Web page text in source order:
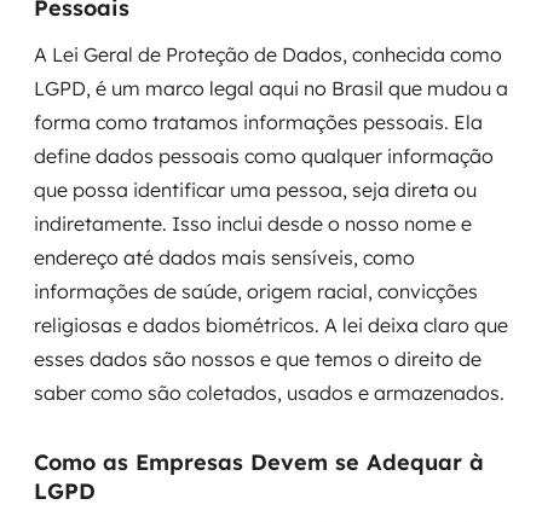
Pessoais
A Lei Geral de Proteção de Dados, conhecida como
LGPD, é um marco legal aqui no Brasil que mudou a
forma como tratamos informações pessoais. Ela
define dados pessoais como qualquer informação
que possa identificar uma pessoa, seja direta ou
indiretamente. Isso inclui desde o nosso nome e
endereço até dados mais sensíveis, como
informações de saúde, origem racial, convicções
religiosas e dados biométricos. A lei deixa claro que
esses dados são nossos e que temos o direito de
saber como são coletados, usados e armazenados.
Como as Empresas Devem se Adequar à
LGPD